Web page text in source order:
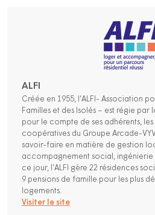
ALFI
Créée en 1955, l’ALFI- Association
Familles et des Isolés – est régie par
pour le compte de ses adhérents, les
coopératives du Groupe Arcade-
savoir-faire en matière de gestion
accompagnement social,
ce jour, l’ALFI gère 22 résidences
9 pensions de famille pour les plus
logements.
Visiter le site